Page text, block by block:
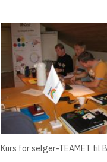
Kurs for selger-TEAMET til